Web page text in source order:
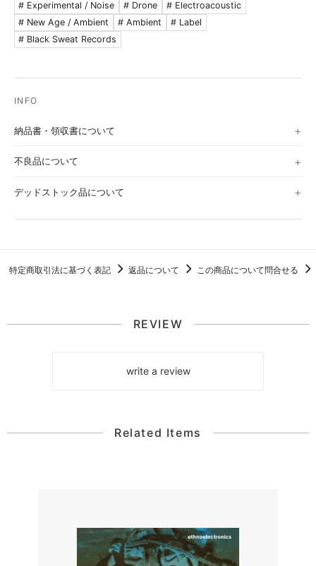
# Experimental / Noise # Drone
# Electroacoustic
# New Age / Ambient
# Ambient
# Label
# Black Sweat Records
納品書・領収書について
不良品について
デッドストック品について
特定商取引法に基づく表記 返品について この商品について問合せる
REVIEW
write a review
Related Items